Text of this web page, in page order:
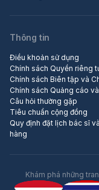
Thông tin
Điều khoản sử dụng
Chính sách Quyền riêng
Chính sách Biên tập và
Chính sách Quảng cáo
Câu hỏi thường gặp
Tiêu chuẩn cộng đồng
Quy định đặt lịch bác sĩ
hàng
Khám phá những